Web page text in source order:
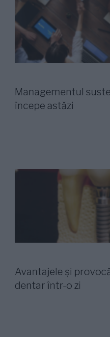
Managementul
începe astăzi
Avantajele şi
dentar într-o zi